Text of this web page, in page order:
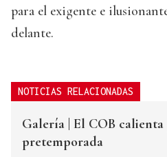
para el exigente e
delante.
NOTICIAS RELACIONADAS
Galería | El COB calienta
pretemporada